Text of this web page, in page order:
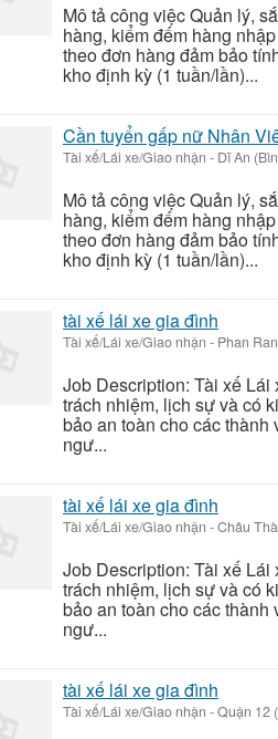
Mô tả công việc Quản lý,
hàng, kiểm đếm hàng
theo đơn hàng đảm bảo
kho định kỳ (1 tuần/lần)...
Cần tuyển gấp nữ Nhân
Tài xế/Lái xe/Giao nhận - Dĩ An
Mô tả công việc Quản lý,
hàng, kiểm đếm hàng
theo đơn hàng đảm bảo
kho định kỳ (1 tuần/lần)...
tài xế lái xe gia đình
Tài xế/Lái xe/Giao nhận - Phan
Job Description: Tài xế
trách nhiệm, lịch sự và có
bảo an toàn cho các thành
ngư...
tài xế lái xe gia đình
Tài xế/Lái xe/Giao nhận -Châu
Job Description: Tài xế
trách nhiệm, lịch sự và có
bảo an toàn cho các thành
ngư...
tài xế lái xe gia đình
Tài xế/Lái xe/Giao nhận -Quận 12